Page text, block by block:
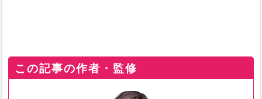
この記事の作者・監修